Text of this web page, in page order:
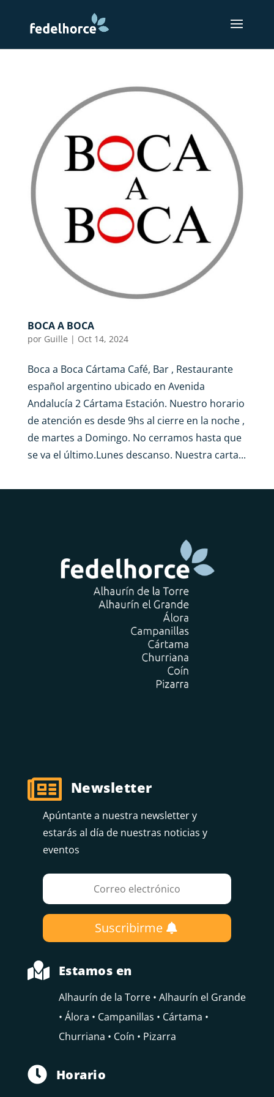
BOCA A BOCA
por Guille | Oct 14, 2024
Boca a Boca Cártama Café, Bar , Restaurante
español argentino ubicado en Avenida
Andalucía 2 Cártama Estación. Nuestro horario
de atención es desde 9hs al cierre en la noche ,
de martes a Domingo. No cerramos hasta que
se va el último.Lunes descanso. Nuestra carta...
 Newsletter
Apúntante a nuestra newsletter y
estarás al día de nuestras noticias y
eventos
Suscribirme
 Estamos en
Alhaurín de la Torre • Alhaurín el Grande
• Álora • Campanillas • Cártama •
Churriana • Coín • Pizarra
 Horario